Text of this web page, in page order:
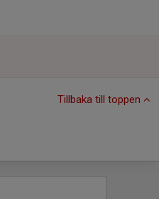
Tillbaka till toppen